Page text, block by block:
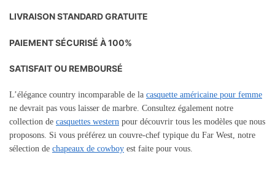
LIVRAISON STANDARD GRATUITE
PAIEMENT SÉCURISÉ À 100%
SATISFAIT OU REMBOURSÉ
L’élégance country incomparable de la casquette américaine pour femme
ne devrait pas vous laisser de marbre. Consultez également notre
collection de casquettes western pour découvrir tous les modèles que nous
proposons. Si vous préférez un couvre-chef typique du Far West, notre
sélection de chapeaux de cowboy est faite pour vous.